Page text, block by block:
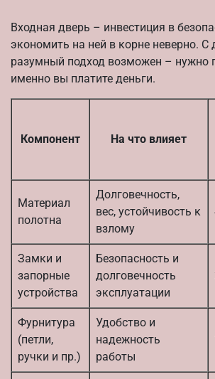
Входная дверь – инвестиция в
экономить на ней в корне неверно. С
разумный подход возможен – нужно
именно вы платите деньги.
Компонент На что влияет
Материал
полотна
Долговечность,
вес, устойчивость к
взлому
Замки и
запорные
устройства
Безопасность и
долговечность
эксплуатации
Фурнитура
(петли,
ручки и пр.)
Удобство и
надежность
работы